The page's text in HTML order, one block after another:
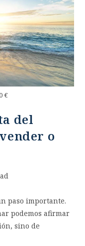
€
del
o
paso importante.
podemos afirmar
sino de